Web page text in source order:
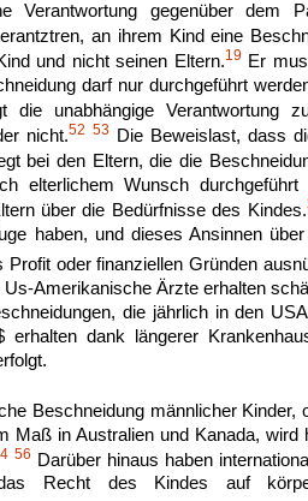
gegenüber dem
an ihrem Kind eine
und nicht seinen Eltern.19Er
darf nur durchgeführt
die unabhängige Verantwortung
nicht.52 53 Die Beweislast, dass
bei den Eltern, die die
elterlichem Wunsch
über die Bedürfnisse des Kindes.
haben, und dieses Ansinnen
oder finanziellen Gründen
Amerikanische Ärzte erhalten
die jährlich in den
dank längerer
Beschneidung männlicher Kinder,
Maß in Australien und Kanada, wird
56 Darüber hinaus haben
Recht des Kindes auf